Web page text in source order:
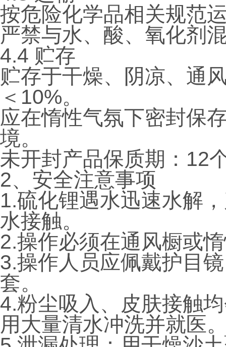
按危险化学品相关规范
严禁与水、酸、氧化剂
4.4 贮存
贮存于干燥、阴凉、通
＜10%。
应在惰性气氛下密封保
境。
未开封产品保质期：12
2、安全注意事项
1.硫化锂遇水迅速水解
水接触。
2.操作必须在通风橱或
3.操作人员应佩戴护目
套。
4.粉尘吸入、皮肤接触
用大量清水冲洗并就医